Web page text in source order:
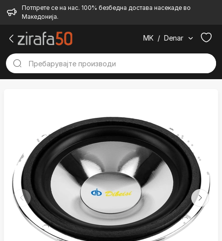
Потпрете се на нас. 100% безбедна достава насекаде во
Македонија.
MK / Denar